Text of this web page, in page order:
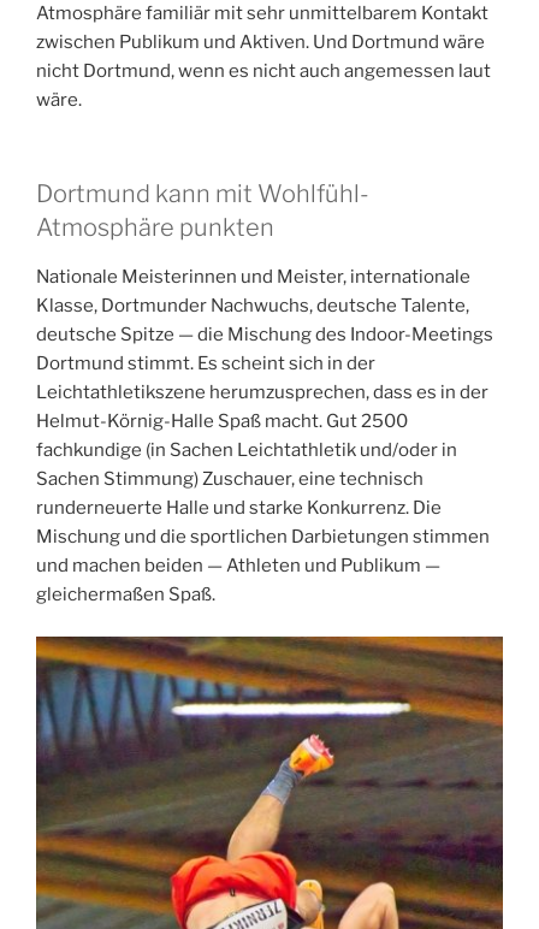
Atmosphäre familiär mit sehr unmittelbarem Kontakt
zwischen Publikum und Aktiven. Und Dortmund wäre
nicht Dortmund, wenn es nicht auch angemessen laut
wäre.
Dortmund kann mit Wohlfühl-
Atmosphäre punkten
Nationale Meisterinnen und Meister, internationale
Klasse, Dortmunder Nachwuchs, deutsche Talente,
deutsche Spitze — die Mischung des Indoor-Meetings
Dortmund stimmt. Es scheint sich in der
Leichtathletikszene herumzusprechen, dass es in der
Helmut-Körnig-Halle Spaß macht. Gut 2500
fachkundige (in Sachen Leichtathletik und/oder in
Sachen Stimmung) Zuschauer, eine technisch
runderneuerte Halle und starke Konkurrenz. Die
Mischung und die sportlichen Darbietungen stimmen
und machen beiden — Athleten und Publikum —
gleichermaßen Spaß.